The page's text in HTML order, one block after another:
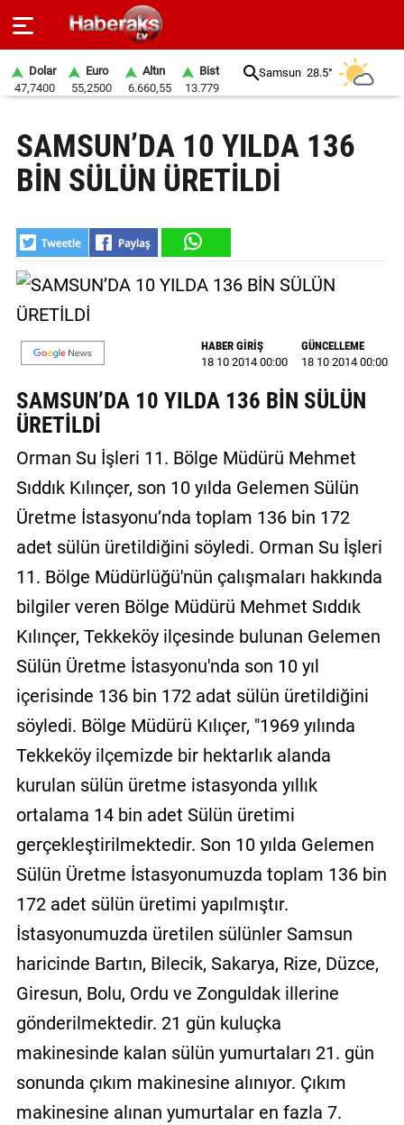
SPOR
YAŞAM
EKONOMİ
BELEDİYELER
SAĞLIK
SİYASET
EĞİTİM
GALERİ
VİDEO
YAZARLAR
BİZE
Künye
İletişim
Gizlilik
Sözleşmesi
Kullanıcı
Sözleşmesi
Dolar
47,7400
Euro
55,2500
Altın
6.660,55
Bist
13.779
Samsun 28.5°
SAMSUN’DA 10 YILDA 136
BİN SÜLÜN ÜRETİLDİ
HABER GİRİŞ
18 10 2014 00:00
GÜNCELLEME
18 10 2014 00:00
SAMSUN’DA 10 YILDA 136 BİN SÜLÜN
ÜRETİLDİ
Orman Su İşleri 11. Bölge Müdürü Mehmet
Sıddık Kılınçer, son 10 yılda Gelemen Sülün
Üretme İstasyonu’nda toplam 136 bin 172
adet sülün üretildiğini söyledi. Orman Su İşleri
11. Bölge Müdürlüğü'nün çalışmaları hakkında
bilgiler veren Bölge Müdürü Mehmet Sıddık
Kılınçer, Tekkeköy ilçesinde bulunan Gelemen
Sülün Üretme İstasyonu'nda son 10 yıl
içerisinde 136 bin 172 adat sülün üretildiğini
söyledi. Bölge Müdürü Kılıçer, "1969 yılında
Tekkeköy ilçemizde bir hektarlık alanda
kurulan sülün üretme istasyonda yıllık
ortalama 14 bin adet Sülün üretimi
gerçekleştirilmektedir. Son 10 yılda Gelemen
Sülün Üretme İstasyonumuzda toplam 136 bin
172 adet sülün üretimi yapılmıştır.
İstasyonumuzda üretilen sülünler Samsun
haricinde Bartın, Bilecik, Sakarya, Rize, Düzce,
Giresun, Bolu, Ordu ve Zonguldak illerine
gönderilmektedir. 21 gün kuluçka
makinesinde kalan sülün yumurtaları 21. gün
sonunda çıkım makinesine alınıyor. Çıkım
makinesine alınan yumurtalar en fazla 7.